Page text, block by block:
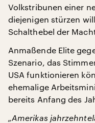
Volkstribunen einer
diejenigen stürzen
Schalthebel der
Anmaßende Elite
Szenario, das
USA funktionieren
ehemalige
bereits Anfang des
„Amerikas